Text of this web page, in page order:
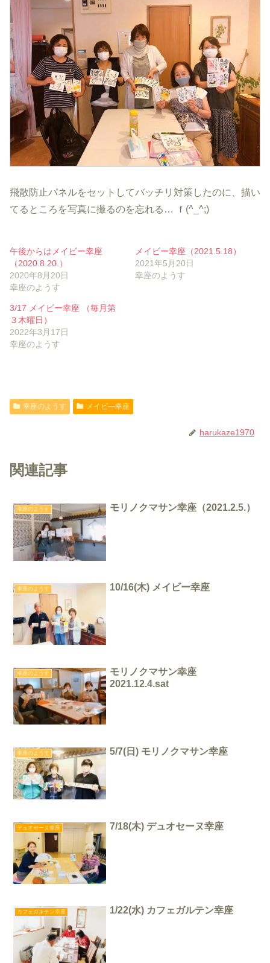
飛散防止パネルをセットしてバッチリ対策したのに、描い
てるところを写真に撮るのを忘れる… ｆ(^_^;)
午後からはメイビー幸座
（2020.8.20.）
2020年8月20日
幸座のようす
メイビー幸座（2021.5.18）
2021年5月20日
幸座のようす
3/17 メイビー幸座 （毎月第
３木曜日）
2022年3月17日
幸座のようす
幸座のようす メイビ―幸座
harukaze1970
関連記事
幸座のようす モリノクマサン幸座（2021.2.5.）
幸座のようす 10/16(木) メイビー幸座
幸座のようす
モリノクマサン幸座
2021.12.4.sat
幸座のようす 5/7(日) モリノクマサン幸座
デュオセーヌ幸座 7/18(木) デュオセーヌ幸座
カフェガルテン幸座 1/22(水) カフェガルテン幸座